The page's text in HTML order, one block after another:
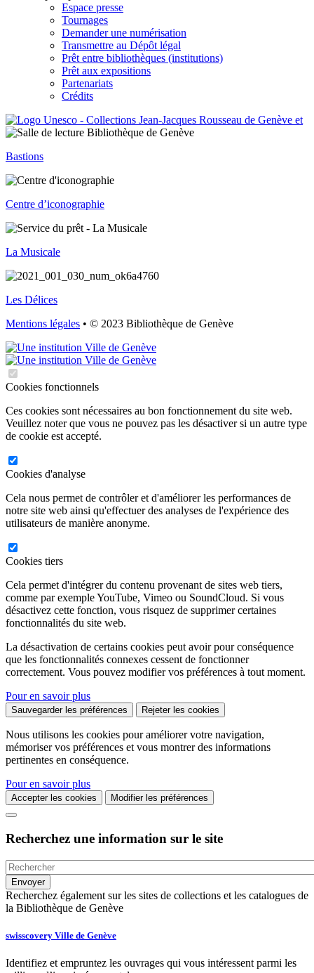
Espace presse
Tournages
Demander une numérisation
Transmettre au Dépôt légal
Prêt entre bibliothèques (institutions)
Prêt aux expositions
Partenariats
Crédits
Bastions
Centre d’iconographie
La Musicale
Les Délices
Mentions légales • © 2023 Bibliothèque de Genève
Cookies fonctionnels
Ces cookies sont nécessaires au bon fonctionnement du site web.
Veuillez noter que vous ne pouvez pas les désactiver si un autre type
de cookie est accepté.
Cookies d'analyse
Cela nous permet de contrôler et d'améliorer les performances de
notre site web ainsi qu'effectuer des analyses de l'expérience des
utilisateurs de manière anonyme.
Cookies tiers
Cela permet d'intégrer du contenu provenant de sites web tiers,
comme par exemple YouTube, Vimeo ou SoundCloud. Si vous
désactivez cette fonction, vous risquez de supprimer certaines
fonctionnalités du site web.
La désactivation de certains cookies peut avoir pour conséquence
que les fonctionnalités connexes cessent de fonctionner
correctement. Vous pouvez modifier vos préférences à tout moment.
Pour en savoir plus
Sauvegarder les préférences Rejeter les cookies
Nous utilisons les cookies pour améliorer votre navigation,
mémoriser vos préférences et vous montrer des informations
pertinentes en conséquence.
Pour en savoir plus
Accepter les cookies Modifier les préférences
Recherchez une information sur le site
Recherchez également sur les sites de collections et les catalogues de
la Bibliothèque de Genève
swisscovery Ville de Genève
Identifiez et empruntez les ouvrages qui vous intéressent parmi les